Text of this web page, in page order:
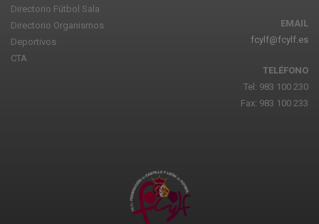
Directorio Fútbol Sala
Directorio Organismos
Deportivos
CTA
EMAIL
fcylf@fcylf.es
TELÉFONO
Tel: 983 100 230
Fax: 983 100 233